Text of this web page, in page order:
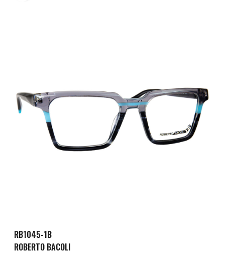
RB1045-1B
ROBERTO BACOLI